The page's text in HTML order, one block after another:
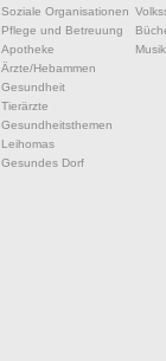
Soziale Organisationen
Pflege und Betreuung
Apotheke
Ärzte/Hebammen
Gesundheit
Tierärzte
Gesundheitsthemen
Leihomas
Gesundes Dorf